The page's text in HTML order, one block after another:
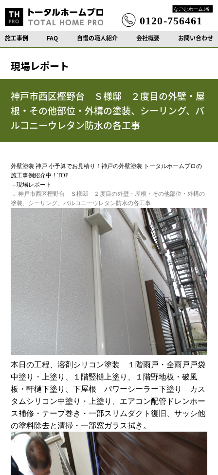
施工事例 FAQ 自慢の職人紹介 会社概要 お問い合わせ
現場レポート
神戸市西区樫野台 Ｓ様邸 ２度目の外壁・屋
根・その他部位・外構の塗装、シーリング、バ
ルコニーウレタン防水の各工事
外壁塗装 神戸 小予算でお見積り！神戸の外壁塗装 トータルホームプロの
施工事例紹介中！TOP
→現場レポート
→ 神戸市西区樫野台 Ｓ様邸 ２度目の外壁・屋根・その他部位・外構の
塗装、シーリング、バルコニーウレタン防水の各工事
本日の工程、溶剤シリコン塗装 １階雨戸・全雨戸戸袋
中塗り・上塗り、１階竪樋上塗り、１階野地板・破風
板・軒樋下塗り、下屋根 パワーシーラー下塗り カス
タムシリコン中塗り・上塗り、エアコン配管ドレンホー
ス補修・テープ巻き・一部スリムダクト復旧、サッシ他
の塗料除去と清掃・一部窓ガラス拭き。